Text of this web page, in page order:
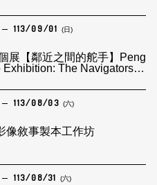
113/09/01 (日)
展【鄰近之間的舵手】Peng
The Navigators of
113/08/03 (六)
像敘事製本工作坊
113/08/31 (六)